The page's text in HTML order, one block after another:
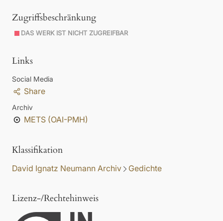
Zugriffsbeschränkung
DAS WERK IST NICHT ZUGREIFBAR
Links
Social Media
Share
Archiv
METS (OAI-PMH)
Klassifikation
David Ignatz Neumann Archiv Gedichte
Lizenz-/Rechtehinweis